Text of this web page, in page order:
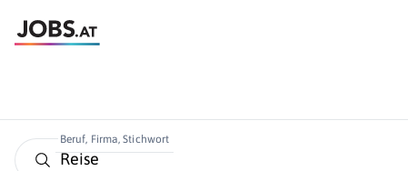
Beruf, Firma, Stichwort